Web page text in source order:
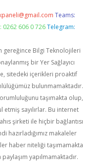
Teams:
0262 606 0 726 Telegram:
gereğince Bilgi Teknolojileri
bir Yer Sağlayıcı
sitedeki içerikleri proaktif
bulunmamaktadır.
taşımakta olup,
sayılırlar. Bu internet
şirketi ile hiçbir bağlantısı
hazırladığımız makaleler
haber niteliği taşımamakta
yapılmamaktadır.